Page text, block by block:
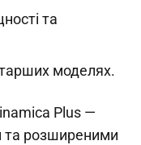
та
моделях.
Plus —
та розширеними